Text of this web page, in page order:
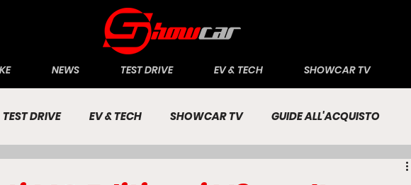
NEWS TEST DRIVE EV & TECH SHOWCAR TV
TEST DRIVE EV & TECH SHOWCAR TV GUIDE ALL'ACQUISTO